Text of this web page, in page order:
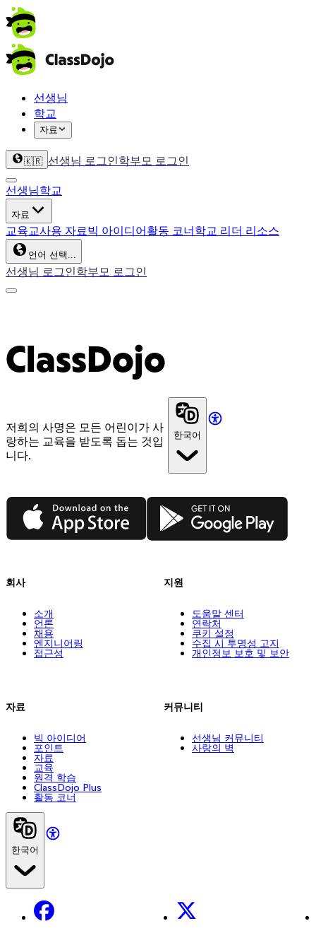
선생님
학교
자료
🇰🇷 선생님 로그인학부모 로그인
선생님학교
자료
교육교사용 자료빅 아이디어활동 코너학교 리더 리소스
언어 선택...
선생님 로그인학부모 로그인
ClassDojo
저희의 사명은 모든 어린이가 사
랑하는 교육을 받도록 돕는 것입
니다.
한국어
App Store Google Play
회사
소개
언론
채용
엔지니어링
접근성
자료
빅 아이디어
포인트
자료
교육
원격 학습
ClassDojo Plus
활동 코너
지원
도움말 센터
연락처
쿠키 설정
수집 시 투명성 고지
개인정보 보호 및 보안
커뮤니티
선생님 커뮤니티
사랑의 벽
한국어
Facebook X